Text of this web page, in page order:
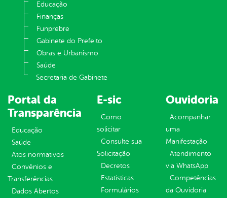
Educação
Finanças
Funprebre
Gabinete do Prefeito
Obras e Urbanismo
Saúde
Secretaria de Gabinete
Portal da
Transparência
Educação
Saúde
Atos normativos
Convênios e
Transferências
Dados Abertos
E-sic
Como
solicitar
Consulte sua
Solicitação
Decretos
Estatísticas
Formulários
Ouvidoria
Acompanhar
uma
Manifestação
Atendimento
via WhatsApp
Competências
da Ouvidoria